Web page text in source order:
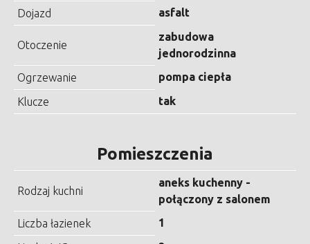
Dojazd
asfalt
Otoczenie
zabudowa
jednorodzinna
Ogrzewanie
pompa ciepła
Klucze
tak
Pomieszczenia
Rodzaj kuchni
aneks kuchenny -
połączony z salonem
Liczba łazienek
1